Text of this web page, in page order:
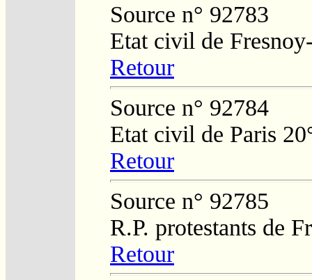
Source n° 92783
Etat civil de
Retour
Source n° 92784
Etat civil de Paris
Retour
Source n° 92785
R.P. protestants de
Retour